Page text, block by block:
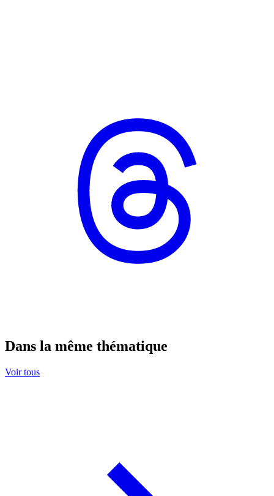
Dans la même thématique
Voir tous